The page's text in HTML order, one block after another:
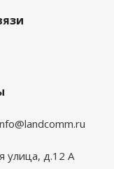
улица, д.12 А